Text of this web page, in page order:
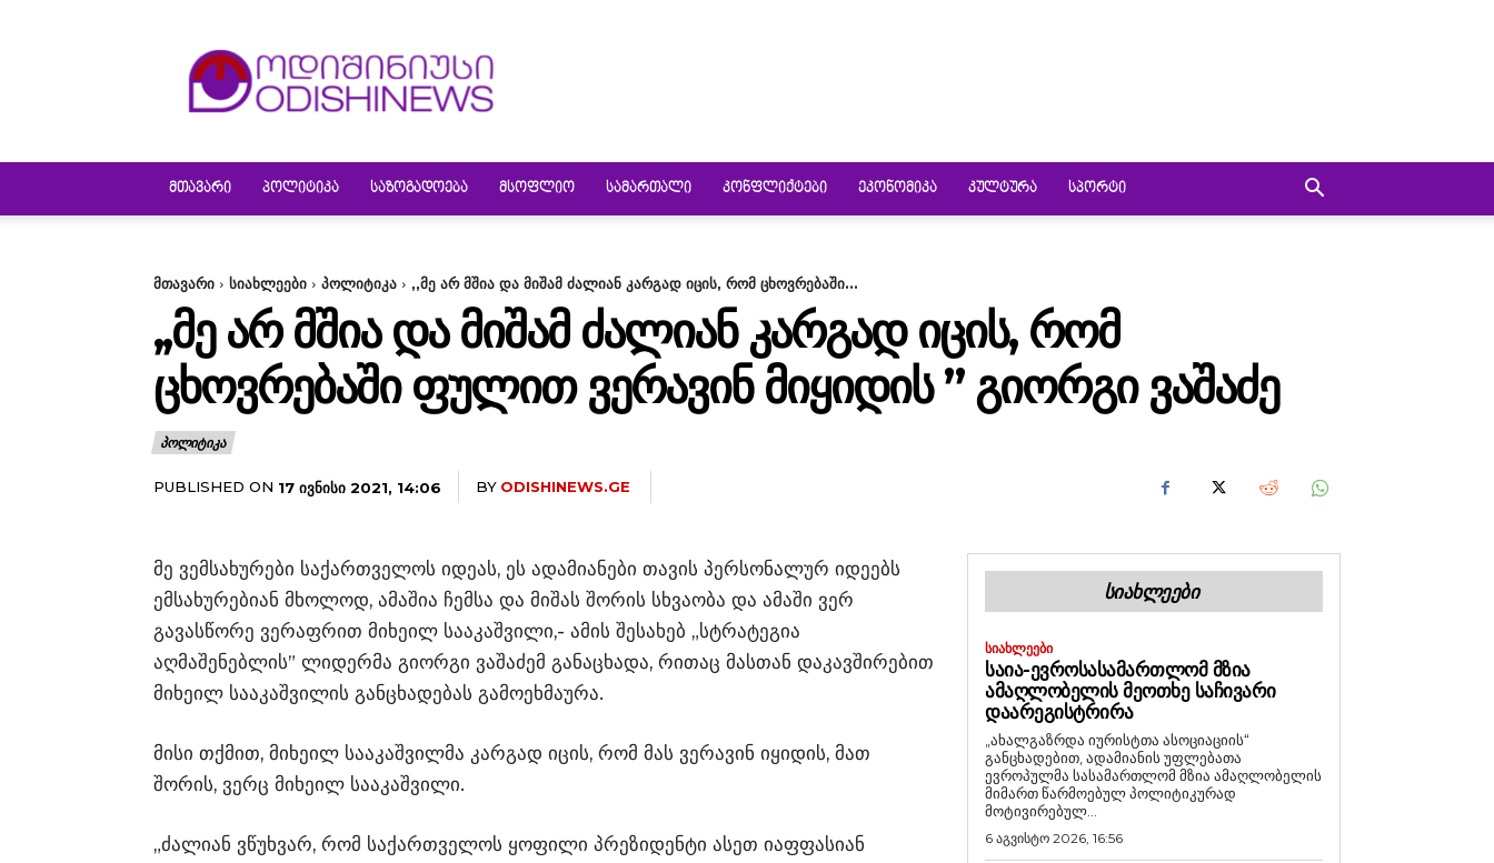
ᲛᲗᲐᲕᲐᲠᲘ ᲞᲝᲚᲘᲢᲘᲙᲐ ᲡᲐᲖᲝᲒᲐᲓᲝᲔᲑᲐ ᲛᲡᲝᲤᲚᲘᲝ ᲡᲐᲛᲐᲠᲗᲐᲚᲘ ᲙᲝᲜᲤᲚᲘᲥᲢᲔᲑᲘ ᲔᲙᲝᲜᲝᲛᲘᲙᲐ ᲙᲣᲚᲢᲣᲠᲐ ᲡᲞᲝᲠᲢᲘ
მთავარი სიახლეები პოლიტიკა ,,მე არ მშია და მიშამ ძალიან კარგად იცის, რომ ცხოვრებაში...
,,ᲛᲔ ᲐᲠ ᲛᲨᲘᲐ ᲓᲐ ᲛᲘᲨᲐᲛ ᲫᲐᲚᲘᲐᲜ ᲙᲐᲠᲒᲐᲓ ᲘᲪᲘᲡ, ᲠᲝᲛ
ᲪᲮᲝᲕᲠᲔᲑᲐᲨᲘ ᲤᲣᲚᲘᲗ ᲕᲔᲠᲐᲕᲘᲜ ᲛᲘᲧᲘᲓᲘᲡ ” ᲒᲘᲝᲠᲒᲘ ᲕᲐᲨᲐᲫᲔ
ᲞᲝᲚᲘᲢᲘᲙᲐ
PUBLISHED ON 17 ᲘᲕᲜᲘᲡᲘ 2021, 14:06 BY ODISHINEWS.GE
მე ვემსახურები საქართველოს იდეას, ეს ადამიანები თავის პერსონალურ იდეებს
ემსახურებიან მხოლოდ, ამაშია ჩემსა და მიშას შორის სხვაობა და ამაში ვერ
გავასწორე ვერაფრით მიხეილ სააკაშვილი,- ამის შესახებ „სტრატეგია
აღმაშენებლის” ლიდერმა გიორგი ვაშაძემ განაცხადა, რითაც მასთან დაკავშირებით
მიხეილ სააკაშვილის განცხადებას გამოეხმაურა.
მისი თქმით, მიხეილ სააკაშვილმა კარგად იცის, რომ მას ვერავინ იყიდის, მათ
შორის, ვერც მიხეილ სააკაშვილი.
„ძალიან ვწუხვარ, რომ საქართველოს ყოფილი პრეზიდენტი ასეთ იაფფასიან
ᲡᲘᲐᲮᲚᲔᲔᲑᲘ
ᲡᲘᲐᲮᲚᲔᲔᲑᲘ
ᲡᲐᲘᲐ-ᲔᲕᲠᲝᲡᲐᲡᲐᲛᲐᲠᲗᲚᲝᲛ ᲛᲖᲘᲐ
ᲐᲛᲐᲦᲚᲝᲑᲔᲚᲘᲡ ᲛᲔᲝᲗᲮᲔ ᲡᲐᲩᲘᲕᲐᲠᲘ
ᲓᲐᲐᲠᲔᲒᲘᲡᲢᲠᲘᲠᲐ
„ახალგაზრდა იურისტთა ასოციაციის“
განცხადებით, ადამიანის უფლებათა
ევროპულმა სასამართლომ მზია ამაღლობელის
მიმართ წარმოებულ პოლიტიკურად
მოტივირებულ...
6 აგვისტო 2026, 16:56